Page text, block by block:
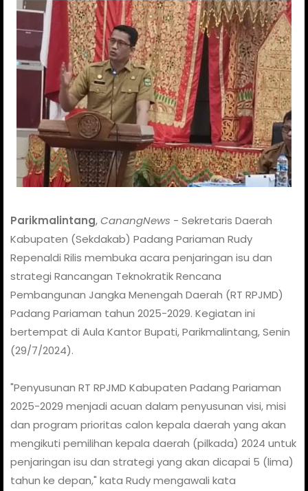
Parikmalintang,CanangNews - Sekretaris Daerah
Kabupaten (Sekdakab) Padang Pariaman Rudy
Repenaldi Rilis membuka acara penjaringan isu dan
strategi Rancangan Teknokratik Rencana
Pembangunan Jangka Menengah Daerah (RT RPJMD)
Padang Pariaman tahun 2025-2029. Kegiatan ini
bertempat di Aula Kantor Bupati, Parikmalintang, Senin
(29/7/2024).
"Penyusunan RT RPJMD Kabupaten Padang Pariaman
2025-2029 menjadi acuan dalam penyusunan visi, misi
dan program prioritas calon kepala daerah yang akan
mengikuti pemilihan kepala daerah (pilkada) 2024 untuk
penjaringan isu dan strategi yang akan dicapai 5 (lima)
tahun ke depan," kata Rudy mengawali kata